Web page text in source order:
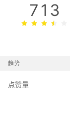
713
趋势
点赞量